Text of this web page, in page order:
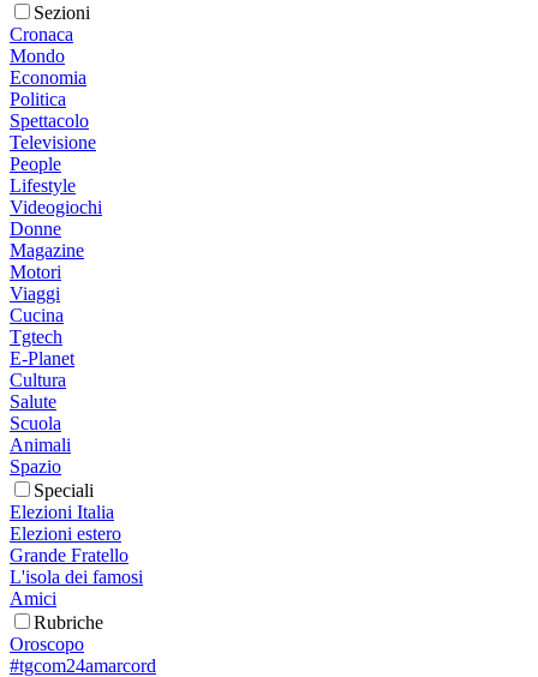
Sezioni
Cronaca
Mondo
Economia
Politica
Spettacolo
Televisione
People
Lifestyle
Videogiochi
Donne
Magazine
Motori
Viaggi
Cucina
Tgtech
E-Planet
Cultura
Salute
Scuola
Animali
Spazio
Speciali
Elezioni Italia
Elezioni estero
Grande Fratello
L'isola dei famosi
Amici
Rubriche
Oroscopo
#tgcom24amarcord